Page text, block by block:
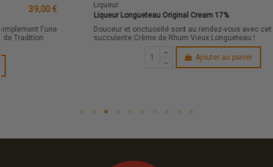
Liqueur
Liqueur Longueteau Original Cream 17%
29,00 €
Douceur et onctuosité sont au rendez-vous avec cette
succulente Crème de Rhum Vieux Longueteau !
Ajouter au panier